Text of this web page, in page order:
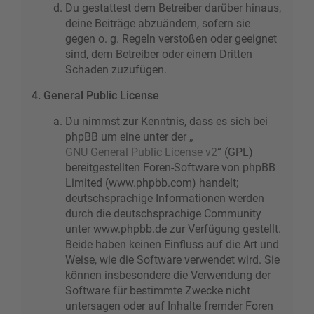
Du gestattest dem Betreiber darüber hinaus,
deine Beiträge abzuändern, sofern sie
gegen o. g. Regeln verstoßen oder geeignet
sind, dem Betreiber oder einem Dritten
Schaden zuzufügen.
4. General Public License
Du nimmst zur Kenntnis, dass es sich bei
phpBB um eine unter der „
GNU General Public License v2“ (GPL)
bereitgestellten Foren-Software von phpBB
Limited (www.phpbb.com) handelt;
deutschsprachige Informationen werden
durch die deutschsprachige Community
unter www.phpbb.de zur Verfügung gestellt.
Beide haben keinen Einfluss auf die Art und
Weise, wie die Software verwendet wird. Sie
können insbesondere die Verwendung der
Software für bestimmte Zwecke nicht
untersagen oder auf Inhalte fremder Foren